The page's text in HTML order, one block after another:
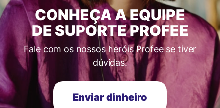
CONHEÇA A EQUIPE
DE SUPORTE PROFEE
Fale com os nossos heróis Profee se tiver
dúvidas.
Enviar dinheiro